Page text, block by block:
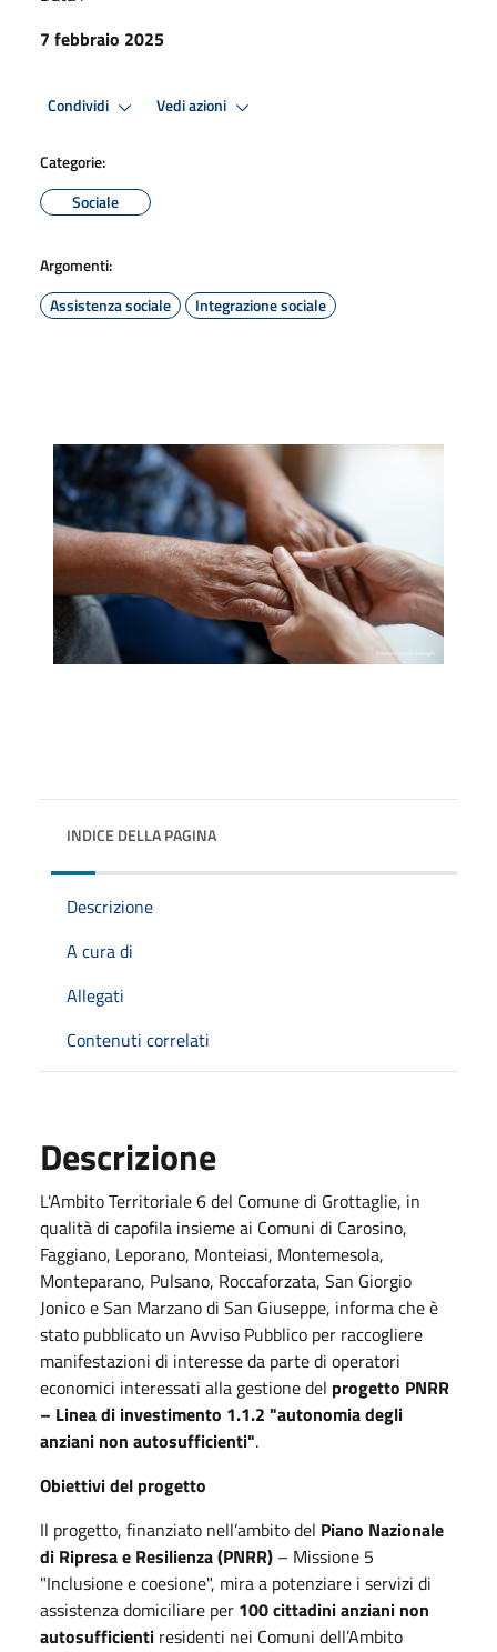
7 febbraio 2025
Condividi Vedi azioni
Categorie:
Sociale
Argomenti:
Assistenza sociale
Integrazione sociale
INDICE DELLA PAGINA
Descrizione
A cura di
Allegati
Contenuti correlati
Descrizione
L'Ambito Territoriale 6 del Comune di Grottaglie, in
qualità di capofila insieme ai Comuni di Carosino,
Faggiano, Leporano, Monteiasi, Montemesola,
Monteparano, Pulsano, Roccaforzata, San Giorgio
Jonico e San Marzano di San Giuseppe, informa che è
stato pubblicato un Avviso Pubblico per raccogliere
manifestazioni di interesse da parte di operatori
economici interessati alla gestione del progetto PNRR
– Linea di investimento 1.1.2 "autonomia degli
anziani non autosufficienti".
Obiettivi del progetto
Il progetto, finanziato nell’ambito del Piano Nazionale
di Ripresa e Resilienza (PNRR) – Missione 5
"Inclusione e coesione", mira a potenziare i servizi di
assistenza domiciliare per 100 cittadini anziani non
autosufficienti residenti nei Comuni dell’Ambito